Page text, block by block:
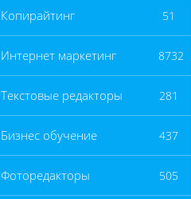
Копирайтинг 51
Интернет маркетинг 8732
Текстовые редакторы 281
Бизнес обучение 437
Фоторедакторы 505